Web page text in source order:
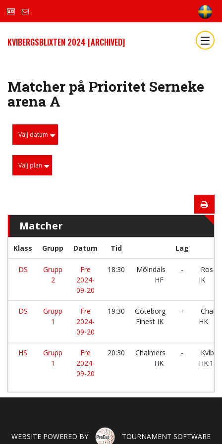
KVIBERGSBLIXTEN 2024 [ARCHIVED]
Matcher på Prioritet Serneke
arena A
Välj datum
Välj plan
Matcher
Klass Grupp Datum Tid Lag
DS
Grupp
2
Fre
2024-
09-20
18:30
Mölndals
HF
-
IK
DS
Grupp
1
Fre
2024-
09-20
19:30
Göteborg
Finest IK
-
HK
HS
Grupp
1
Fre
2024-
09-20
20:30
Chalmers
HK
-
HK:1
WEBSITE POWERED BY TOURNAMENT SOFTWARE